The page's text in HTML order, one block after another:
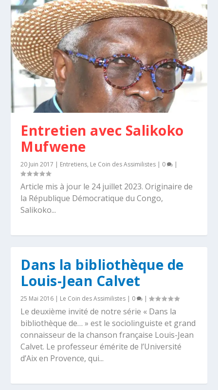
Entretien avec Salikoko
Mufwene
20 Juin 2017 | Entretiens, Le Coin des Assimilistes | 0 |
Article mis à jour le 24 juillet 2023. Originaire de
la République Démocratique du Congo,
Salikoko...
Dans la bibliothèque de
Louis-Jean Calvet
25 Mai 2016 | Le Coin des Assimilistes | 0 |
Le deuxième invité de notre série « Dans la
bibliothèque de… » est le sociolinguiste et grand
connaisseur de la chanson française Louis-Jean
Calvet. Le professeur émérite de l’Université
d’Aix en Provence, qui...